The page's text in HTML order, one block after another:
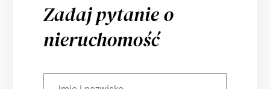
Zadaj pytanie o
nieruchomość